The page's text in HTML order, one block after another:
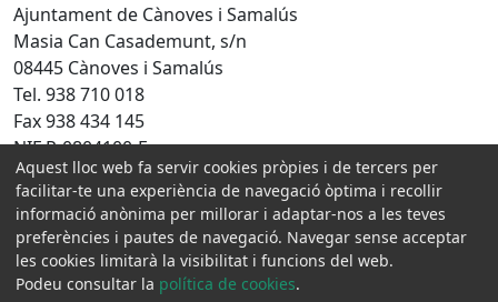
Ajuntament de Cànoves i Samalús
Masia Can Casademunt, s/n
08445 Cànoves i Samalús
Tel. 938 710 018
Fax 938 434 145
NIF P-0804100-F
Amb la col·laboració de:
Aquest lloc web fa servir cookies pròpies i de tercers per
facilitar-te una experiència de navegació òptima i recollir
informació anònima per millorar i adaptar-nos a les teves
preferències i pautes de navegació. Navegar sense acceptar
les cookies limitarà la visibilitat i funcions del web.
Podeu consultar la política de cookies.